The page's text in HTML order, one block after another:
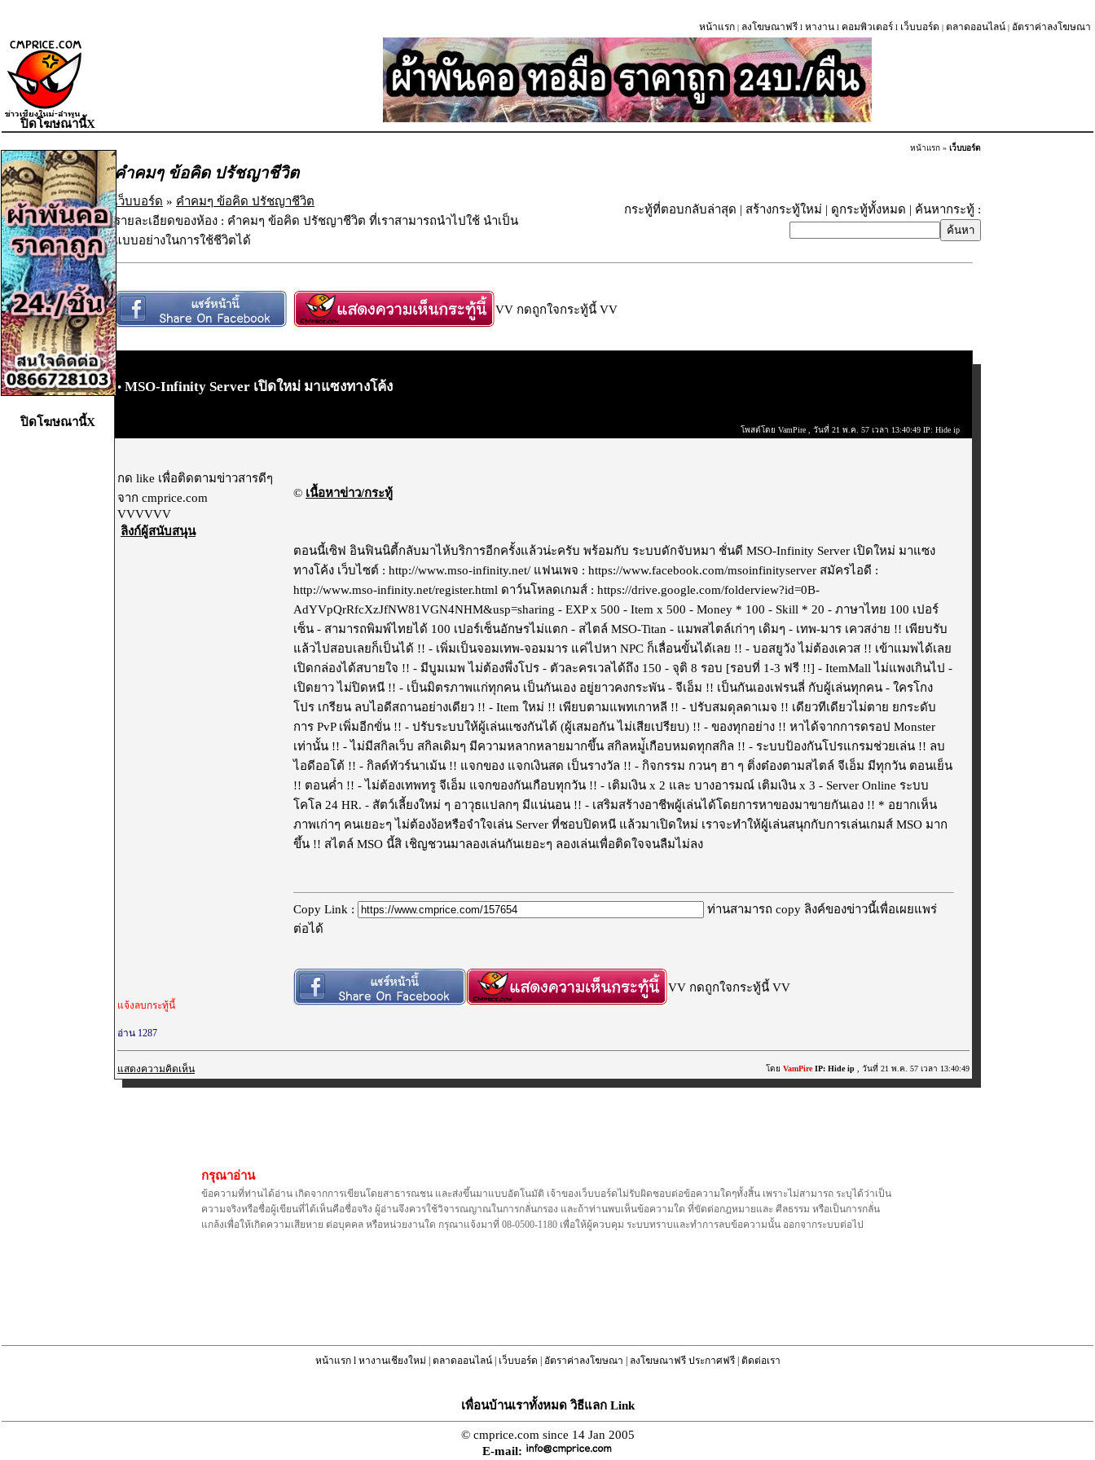
หน้าแรก | ลงโฆษณาฟรี l หางาน l คอมพิวเตอร์ l เว็บบอร์ด | ตลาดออนไลน์ | อัตราค่าลงโฆษณา
หน้าแรก » เว็บบอร์ด
คำคมๆ ข้อคิด ปรัชญาชีวิต
เว็บบอร์ด » คำคมๆ ข้อคิด ปรัชญาชีวิต
รายละเอียดของห้อง : คำคมๆ ข้อคิด ปรัชญาชีวิต ที่เราสามารถนำไปใช้ นำเป็น
แบบอย่างในการใช้ชีวิตได้
กระทู้ที่ตอบกลับล่าสุด | สร้างกระทู้ใหม่ | ดูกระทู้ทั้งหมด | ค้นหากระทู้ :
VV กดถูกใจกระทู้นี้ VV
• MSO-Infinity Server เปิดใหม่ มาแซงทางโค้ง
โพสต์โดย VamPire , วันที่ 21 พ.ค. 57 เวลา 13:40:49 IP: Hide ip
กด like เพื่อติดตามข่าวสารดีๆ
จาก cmprice.com
VVVVVV
ลิงก์ผู้สนับสนุน
© เนื้อหาข่าว/กระทู้
ตอนนี้เซิฟ อินฟินนิตี้กลับมาไห้บริการอีกครั้งแล้วน่ะครับ พร้อมกับ ระบบดักจับหมา ชั่นดี MSO-Infinity Server เปิดใหม่ มาแซง
ทางโค้ง เว็บไซต์ : http://www.mso-infinity.net/ แฟนเพจ : https://www.facebook.com/msoinfinityserver สมัครไอดี :
http://www.mso-infinity.net/register.html ดาว์นโหลดเกมส์ : https://drive.google.com/folderview?id=0B-
AdYVpQrRfcXzJfNW81VGN4NHM&usp=sharing - EXP x 500 - Item x 500 - Money * 100 - Skill * 20 - ภาษาไทย 100 เปอร์
เซ็น - สามารถพิมพ์ไทยได้ 100 เปอร์เซ็นอักษรไม่แตก - สไตล์ MSO-Titan - แมพสไตล์เก่าๆ เดิมๆ - เทพ-มาร เควสง่าย !! เพียบรับ
แล้วไปสอบเลยก็เป็นได้ !! - เพิ่มเป็นจอมเทพ-จอมมาร แค่ไปหา NPC ก็เลื่อนขั้นได้เลย !! - บอสยูวัง ไม่ต้องเควส !! เข้าแมพได้เลย
เปิดกล่องได้สบายใจ !! - มีบูมเมพ ไม่ต้องพึ่งโปร - ตัวละครเวลได้ถึง 150 - จุติ 8 รอบ [รอบที่ 1-3 ฟรี !!] - ItemMall ไม่แพงเกินไป -
เปิดยาว ไม่ปิดหนี !! - เป็นมิตรภาพแก่ทุกคน เป็นกันเอง อยู่ยาวคงกระพัน - จีเอ็ม !! เป็นกันเองเฟรนลี่ กับผู้เล่นทุกคน - ใครโกง
โปร เกรียน ลบไอดีสถานอย่างเดียว !! - Item ใหม่ !! เพียบตามแพทเกาหลี !! - ปรับสมดุลดาเมจ !! เดียวทีเดียวไม่ตาย ยกระดับ
การ PvP เพิ่มอีกขั่น !! - ปรับระบบให้ผู้เล่นแซงกันได้ (ผู้เสมอกัน ไม่เสียเปรียบ) !! - ของทุกอย่าง !! หาได้จากการดรอป Monster
เท่านั้น !! - ไม่มีสกิลเว็บ สกิลเดิมๆ มีความหลากหลายมากขึ้น สกิลหมู่้เกือบหมดทุกสกิล !! - ระบบป้องกันโปรแกรมช่วยเล่น !! ลบ
ไอดีออโต้ !! - กิลด์ทัวร์นาเม้น !! แจกของ แจกเงินสด เป็นรางวัล !! - กิจกรรม กวนๆ ฮา ๆ ติ่งต๋องตามสไตล์ จีเอ็ม มีทุกวัน ตอนเย็น
!! ตอนค่ำ !! - ไม่ต้องเทพทรู จีเอ็ม แจกของกันเกือบทุกวัน !! - เติมเงิน x 2 และ บางอารมณ์ เติมเงิน x 3 - Server Online ระบบ
โคโล 24 HR. - สัตว์เลี้ยงใหม่ ๆ อาวุธแปลกๆ มีแน่นอน !! - เสริมสร้างอาชีพผู้เล่นได้โดยการหาของมาขายกันเอง !! * อยากเห็น
ภาพเก่าๆ คนเยอะๆ ไม่ต้องง้อหรือจำใจเล่น Server ที่ชอบปิดหนี แล้วมาเปิดใหม่ เราจะทำให้ผู้เล่นสนุกกับการเล่นเกมส์ MSO มาก
ขึ้น !! สไตล์ MSO นี้สิ เชิญชวนมาลองเล่นกันเยอะๆ ลองเล่นเพื่อติดใจจนลืมไม่ลง
Copy Link :
ท่านสามารถ copy ลิงค์ของข่าวนี้เพื่อเผยแพร่
ต่อได้
VV กดถูกใจกระทู้นี้ VV
แจ้งลบกระทู้นี้
อ่าน 1287
แสดงความคิดเห็น โดย VamPire IP: Hide ip , วันที่ 21 พ.ค. 57 เวลา 13:40:49
กรุณาอ่าน
ข้อความที่ท่านได้อ่าน เกิดจากการเขียนโดยสาธารณชน และส่งขึ้นมาแบบอัตโนมัติ เจ้าของเว็บบอร์ดไม่รับผิดชอบต่อข้อความใดๆทั้งสิ้น เพราะไม่สามารถ ระบุได้ว่าเป็น
ความจริงหรือชื่อผู้เขียนที่ได้เห็นคือชื่อจริง ผู้อ่านจึงควรใช้วิจารณญาณในการกลั่นกรอง และถ้าท่านพบเห็นข้อความใด ที่ขัดต่อกฎหมายและ ศีลธรรม หรือเป็นการกลั่น
แกล้งเพื่อให้เกิดความเสียหาย ต่อบุคคล หรือหน่วยงานใด กรุณาแจ้งมาที่ 08-0500-1180 เพื่อให้ผู้ควบคุม ระบบทราบและทำการลบข้อความนั้น ออกจากระบบต่อไป
ปิดโฆษณานี้X
ปิดโฆษณานี้X
หน้าแรกl หางานเชียงใหม่ | ตลาดออนไลน์| เว็บบอร์ด | อัตราค่าลงโฆษณา | ลงโฆษณาฟรี ประกาศฟรี| ติดต่อเรา
เพื่อนบ้านเราทั้งหมด วิธีแลก Link
© cmprice.com since 14 Jan 2005
E-mail: